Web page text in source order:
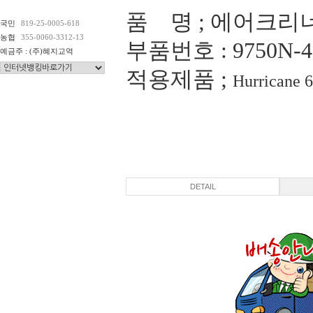
국민
819-25-0005-618
농협
355-0060-3312-13
예금주 : (주)혜지교역
품 명 ; 에어크리
부품번호 : 9750N-
적용제품 ; Hurricane
DETAIL